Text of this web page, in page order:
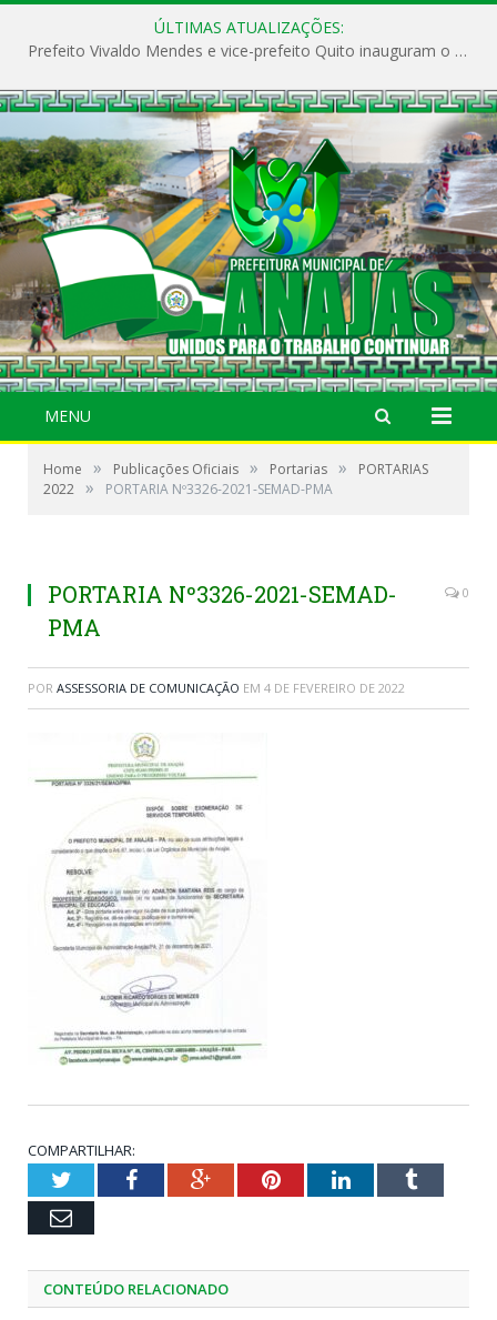
ÚLTIMAS ATUALIZAÇÕES:
Prefeito Vivaldo Mendes e vice-prefeito Quito inauguram o CAPS e fortalecem a saúde pública em Anajás.
MENU
Home » Publicações Oficiais » Portarias »
PORTARIAS
2022 » PORTARIA Nº3326-2021-SEMAD-PMA
PORTARIA Nº3326-2021-SEMAD-
PMA
0
POR ASSESSORIA DE COMUNICAÇÃO EM 4 DE FEVEREIRO DE 2022
COMPARTILHAR:
TwitterFacebookGoogle+PinterestLinkedInTumblr
Email
CONTEÚDO RELACIONADO